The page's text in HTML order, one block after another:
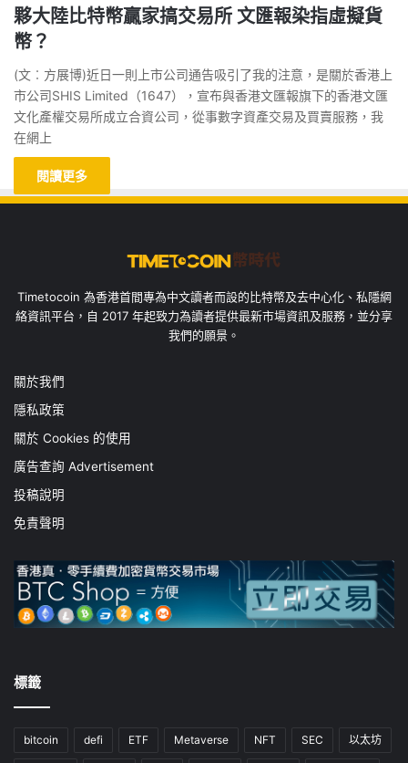
夥大陸比特幣贏家搞交易所 文匯報染指虛擬貨
幣？
(文︰方展博)近日一則上市公司通告吸引了我的注意，是關於香港上
市公司SHIS Limited（1647），宣布與香港文匯報旗下的香港文匯
文化產權交易所成立合資公司，從事數字資產交易及買賣服務，我
在網上
閱讀更多
Timetocoin 為香港首間專為中文讀者而設的比特幣及去中心化、私隱網
絡資訊平台，自 2017 年起致力為讀者提供最新市場資訊及服務，並分享
我們的願景。
關於我們
隱私政策
關於 Cookies 的使用
廣告查詢 Advertisement
投稿說明
免責聲明
標籤
bitcoin defi ETF Metaverse NFT SEC 以太坊